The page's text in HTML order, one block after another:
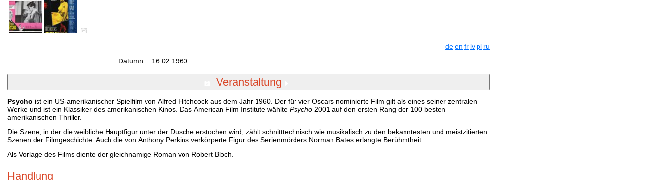
deen fr lv pl ru
Datumn:
16.02.1960
Veranstaltung
Psycho ist ein US-amerikanischer Spielfilm von Alfred Hitchcock aus dem Jahr 1960. Der für vier Oscars nominierte Film gilt als eines seiner zentralen
Werke und ist ein Klassiker des amerikanischen Kinos. Das American Film Institute wählte Psycho 2001 auf den ersten Rang der 100 besten
amerikanischen Thriller.
Die Szene, in der die weibliche Hauptfigur unter der Dusche erstochen wird, zählt schnitttechnisch wie musikalisch zu den bekanntesten und meistzitierten
Szenen der Filmgeschichte. Auch die von Anthony Perkins verkörperte Figur des Serienmörders Norman Bates erlangte Berühmtheit.
Als Vorlage des Films diente der gleichnamige Roman von Robert Bloch.
Handlung